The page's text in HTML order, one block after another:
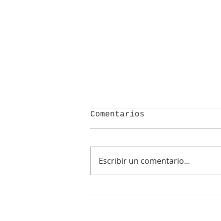
Comentarios
Escribir un comentario...